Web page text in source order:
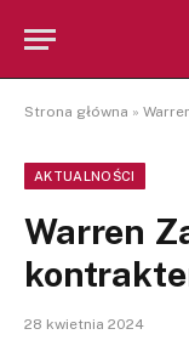
Strona główna »
AKTUALNOŚCI
Warren
28 kwietnia 2024